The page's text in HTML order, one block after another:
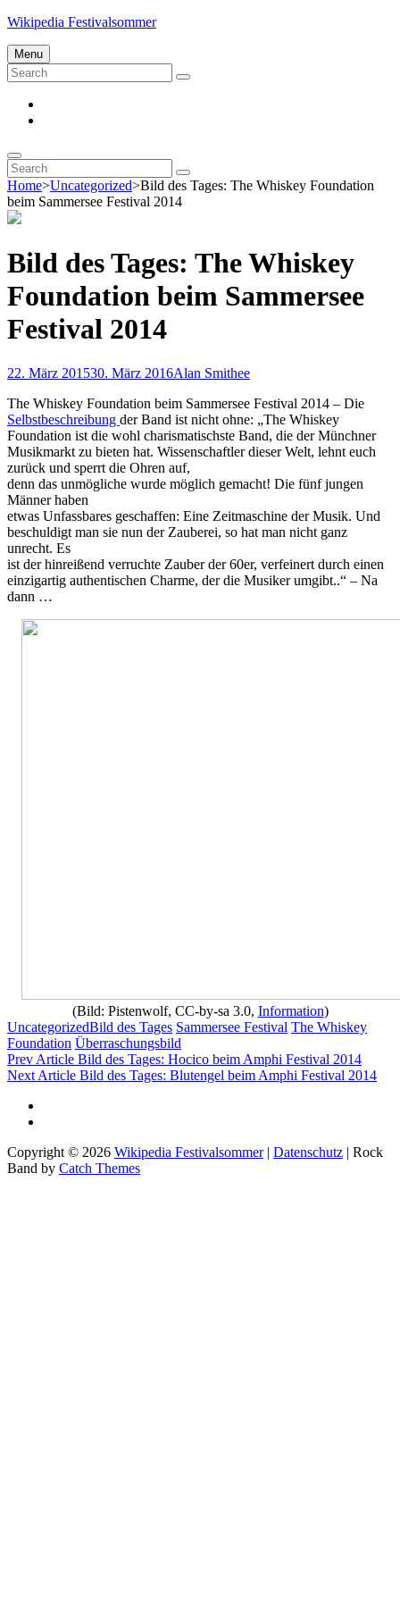
Skip
content
Wikipedia Festivalsommer
Menu
Search
for:
Search
Search
Search
for:
Search
Home>Uncategorized>Bild des Tages: The Whiskey Foundation
beim Sammersee Festival 2014
Bild des Tages: The Whiskey
Foundation beim Sammersee
Festival 2014
Posted-
22. März 201530. März 2016By
Byline
Alan Smithee
The Whiskey Foundation beim Sammersee Festival 2014 – Die
Selbstbeschreibung der Band ist nicht ohne: „The Whiskey
Foundation ist die wohl charismatischste Band, die der Münchner
Musikmarkt zu bieten hat. Wissenschaftler dieser Welt, lehnt euch
zurück und sperrt die Ohren auf,
denn das unmögliche wurde möglich gemacht! Die fünf jungen
Männer haben
etwas Unfassbares geschaffen: Eine Zeitmaschine der Musik. Und
beschuldigt man sie nun der Zauberei, so hat man nicht ganz
unrecht. Es
ist der hinreißend verruchte Zauber der 60er, verfeinert durch einen
einzigartig authentischen Charme, der die Musiker umgibt..“ – Na
dann …
(Bild: Pistenwolf, CC-by-sa 3.0, Information)
Categories
UncategorizedTags,
Bild des Tages Sammersee Festival The Whiskey
Foundation Überraschungsbild
Beitragsnavigation
Previous
Post
Prev Article Bild des Tages: Hocico beim Amphi Festival 2014
Next
Next Article Bild des Tages: Blutengel beim Amphi Festival 2014
Copyright © 2026 Wikipedia Festivalsommer| Datenschutz | Rock
Band by Catch Themes